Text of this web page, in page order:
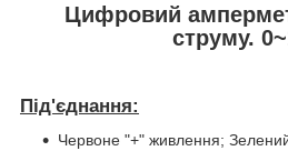
Цифровий
струму.
Під'єднання:
Червоне "+" живлення;